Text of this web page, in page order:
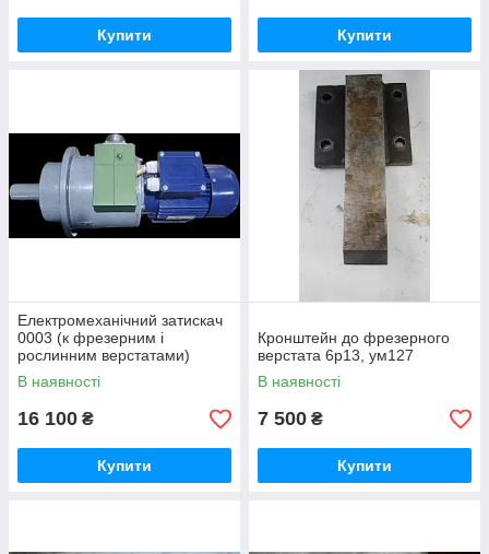
Купити Купити
Електромеханічний затискач
0003 (к фрезерним і
рослинним верстатами)
В наявності
16 100 ₴
Купити
Кронштейн до фрезерного
верстата 6р13, ум127
В наявності
7 500 ₴
Купити